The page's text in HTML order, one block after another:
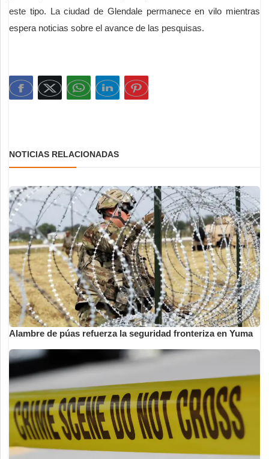
este tipo. La ciudad de Glendale permanece en vilo mientras
espera noticias sobre el avance de las pesquisas.
NOTICIAS RELACIONADAS
Alambre de púas refuerza la seguridad fronteriza en Yuma